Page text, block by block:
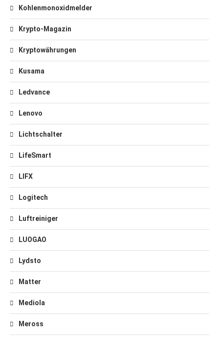
Kohlenmonoxidmelder
Krypto-Magazin
Kryptowährungen
Kusama
Ledvance
Lenovo
Lichtschalter
LifeSmart
LIFX
Logitech
Luftreiniger
LUOGAO
Lydsto
Matter
Mediola
Meross